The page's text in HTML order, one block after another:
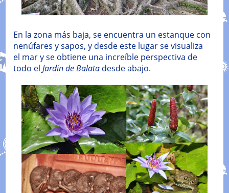
En la zona más baja, se encuentra un estanque con
nenúfares y sapos, y desde este lugar se visualiza
el mar y se obtiene una increíble perspectiva de
todo el Jardín de Balatadesde abajo.